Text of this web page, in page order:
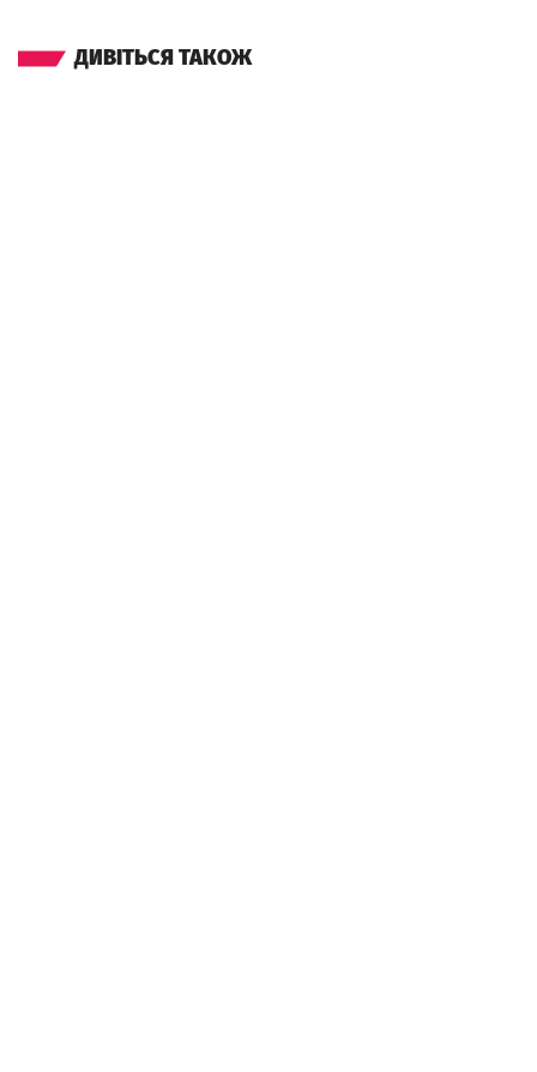
ДИВІТЬСЯ ТАКОЖ